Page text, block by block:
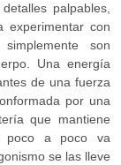
palpables,
con
son
Una energía
de una fuerza
por una
que mantiene
poco a poco va
se las lleve